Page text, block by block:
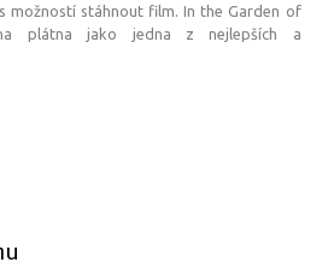
možností stáhnout film. In the Garden of
plátna jako jedna z nejlepších a